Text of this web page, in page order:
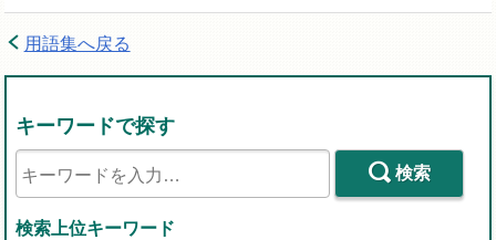
用語集へ戻る
キーワードで探す
検索
検索上位キーワード